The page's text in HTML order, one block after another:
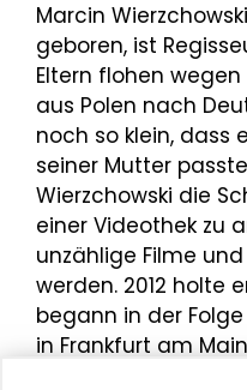
Marcin
geboren, ist
Eltern flohen
aus Polen nach
noch so klein, dass
seiner Mutter
Wierzchowski die
einer Videothek zu
unzählige Filme
werden. 2012 holte
begann in der
in Frankfurt am